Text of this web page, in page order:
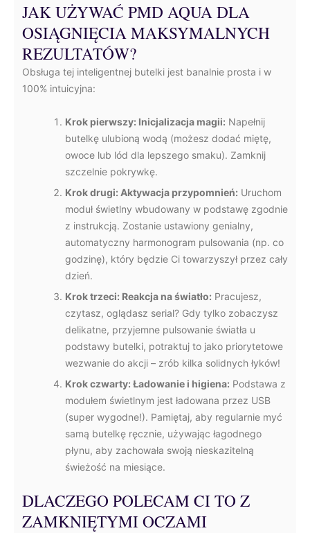
JAK UŻYWAĆ PMD AQUA DLA
OSIĄGNIĘCIA MAKSYMALNYCH
REZULTATÓW?
Obsługa tej inteligentnej butelki jest banalnie prosta i w
100% intuicyjna:
Krok pierwszy: Inicjalizacja magii: Napełnij
butelkę ulubioną wodą (możesz dodać miętę,
owoce lub lód dla lepszego smaku). Zamknij
szczelnie pokrywkę.
Krok drugi: Aktywacja przypomnień: Uruchom
moduł świetlny wbudowany w podstawę zgodnie
z instrukcją. Zostanie ustawiony genialny,
automatyczny harmonogram pulsowania (np. co
godzinę), który będzie Ci towarzyszył przez cały
dzień.
Krok trzeci: Reakcja na światło: Pracujesz,
czytasz, oglądasz serial? Gdy tylko zobaczysz
delikatne, przyjemne pulsowanie światła u
podstawy butelki, potraktuj to jako priorytetowe
wezwanie do akcji – zrób kilka solidnych łyków!
Krok czwarty: Ładowanie i higiena: Podstawa z
modułem świetlnym jest ładowana przez USB
(super wygodne!). Pamiętaj, aby regularnie myć
samą butelkę ręcznie, używając łagodnego
płynu, aby zachowała swoją nieskazitelną
świeżość na miesiące.
DLACZEGO POLECAM CI TO Z
ZAMKNIĘTYMI OCZAMI